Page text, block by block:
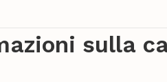
sulla